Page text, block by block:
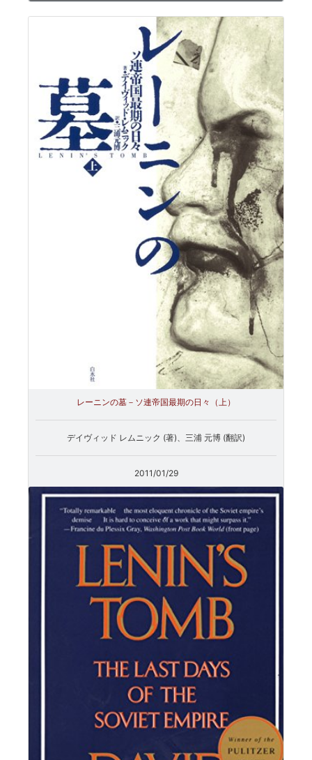
レーニンの墓－ソ連帝国最期の日々（上）
デイヴィッド レムニック (著)、三浦 元博 (翻訳)
2011/01/29